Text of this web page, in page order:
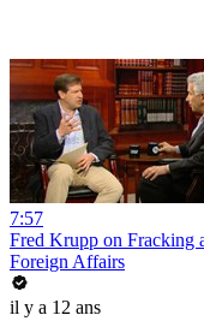
7:57
Fred Krupp on Fracking
Foreign Affairs
il y a 12 ans